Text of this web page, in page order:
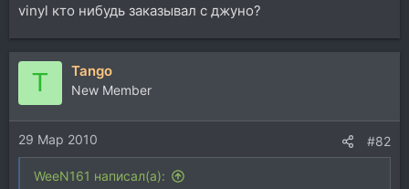
vinyl кто нибудь заказывал с джуно?
T Tango
New Member
29 Мар 2010 #82
WeeN161 написал(а):